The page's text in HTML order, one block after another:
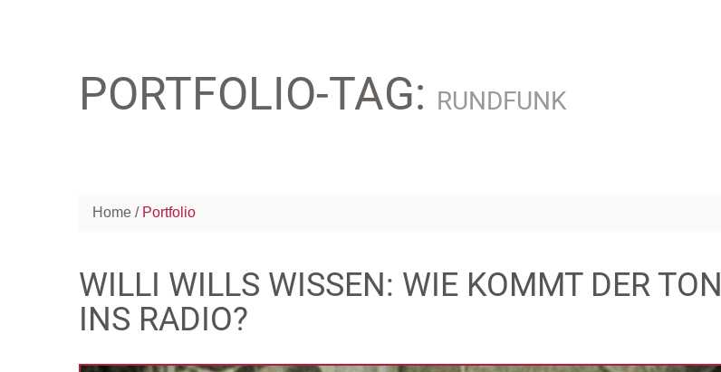
PORTFOLIO-TAG: RUNDFUNK
Home Portfolio
WILLI WILLS WISSEN: WIE KOMMT DER TON
INS RADIO?